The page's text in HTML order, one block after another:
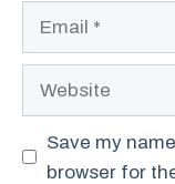
Save my
browser for